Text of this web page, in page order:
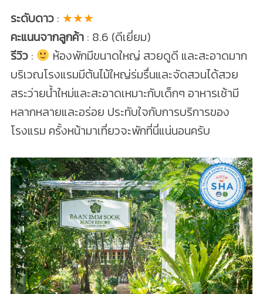
ระดับดาว: ★★★
คะแนนจากลูกค้า: 8.6 (ดีเยี่ยม)
รีวิว:
ห้องพักมีขนาดใหญ่ สวยดูดี และสะอาดมาก
บริเวณโรงแรมมีต้นไม้ใหญ่ร่มรื่นและจัดสวนได้สวย
สระว่ายน้ำใหม่และสะอาดเหมาะกับเด็กๆ อาหารเช้ามี
หลากหลายและอร่อย ประทับใจกับการบริการของ
โรงแรม ครั้งหน้ามาเที่ยวจะพักที่นี่แน่นอนครับ